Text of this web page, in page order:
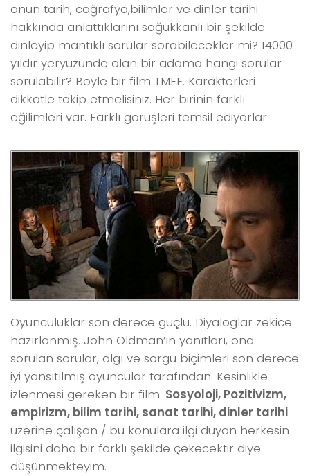
onun tarih, coğrafya,bilimler ve dinler tarihi
hakkında anlattıklarını soğukkanlı bir şekilde
dinleyip mantıklı sorular sorabilecekler mi? 14000
yıldır yeryüzünde olan bir adama hangi sorular
sorulabilir? Böyle bir film TMFE. Karakterleri
dikkatle takip etmelisiniz. Her birinin farklı
eğilimleri var. Farklı görüşleri temsil ediyorlar.
Oyunculuklar son derece güçlü. Diyaloglar zekice
hazırlanmış. John Oldman’ın yanıtları, ona
sorulan sorular, algı ve sorgu biçimleri son derece
iyi yansıtılmış oyuncular tarafından. Kesinlikle
izlenmesi gereken bir film. Sosyoloji, Pozitivizm,
empirizm, bilim tarihi, sanat tarihi, dinler tarihi
üzerine çalışan / bu konulara ilgi duyan herkesin
ilgisini daha bir farklı şekilde çekecektir diye
düşünmekteyim.